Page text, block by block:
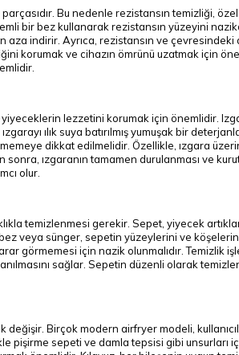
Bu nedenle rezistansın temizliği,
bir bez kullanarak rezistansın yüzeyini
indirir. Ayrıca, rezistansın ve
korumak ve cihazın ömrünü uzatmak için
lezzetini korumak için önemlidir.
ılık suya batırılmış yumuşak bir
dikkat edilmelidir. Özellikle, ızgara
ızgaranın tamamen durulanması ve
olur.
temizlenmesi gerekir. Sepet, yiyecek
veya sünger, sepetin yüzeylerini ve
görmemesi için nazik olunmalıdır. Temizlik
sağlar. Sepetin düzenli olarak
değişir. Birçok modern airfryer modeli,
pişirme sepeti ve damla tepsisi gibi unsurları